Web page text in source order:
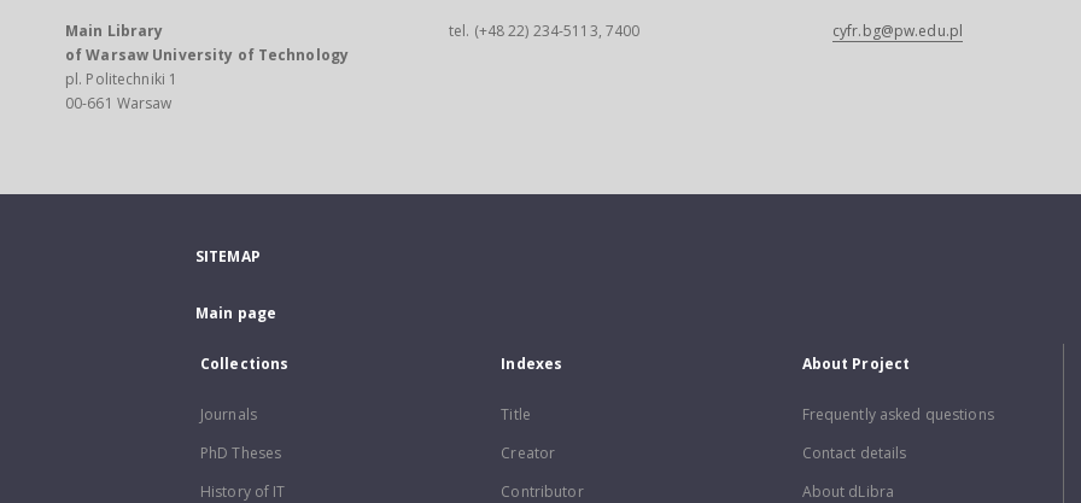
Main Library
of Warsaw University of Technology
pl. Politechniki 1
00-661 Warsaw
tel. (+48 22) 234-5113, 7400 cyfr.bg@pw.edu.pl
SITEMAP
Main page
Collections
Journals
PhD Theses
History of IT
Indexes
Title
Creator
Contributor
About Project
Frequently asked questions
Contact details
About dLibra